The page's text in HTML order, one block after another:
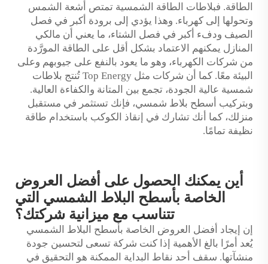
الطاقة. فبلاطات الطاقة الشمسية تمتص أشعة الشمس
وتحولها إلى كهرباء. وهذا يؤدي إلى برودة أكبر في فصل
الصيف ودفء أكبر في فصل الشتاء، ما يعني أن مالكي
المنازل يمكنهم الاعتماد بشكل أقل على الطاقة المورَّدة
من شركات الكهرباء، وهو ما يعود بالنفع على جيوبهم وعلى
البيئة معًا. كما أن شركات مثل Top Energy تُنتج بلاطات
شمسية عالية الجودة، تجمع بين المتانة والكفاءة العالية.
وبتركيب أسطح بلاط شمسي، فإنك تستثمر في مستقبل
منزلك، كما أنك تشارك في إنقاذ الكوكب باستخدام طاقة
نظيفة تمامًا.
أين يمكنك الحصول على أفضل العروض
الخاصة بأسطح البلاط الشمسي التي
تتناسب مع ميزانية شركتك؟
إن إيجاد أفضل العروض الخاصة بأسطح البلاط الشمسي
يُعد أمرًا بالغ الأهمية إذا كنت شركة تسعى لتحسين جودة
منشآتها. سقف أحد نقاط البداية الممكنة هو التحقيق في